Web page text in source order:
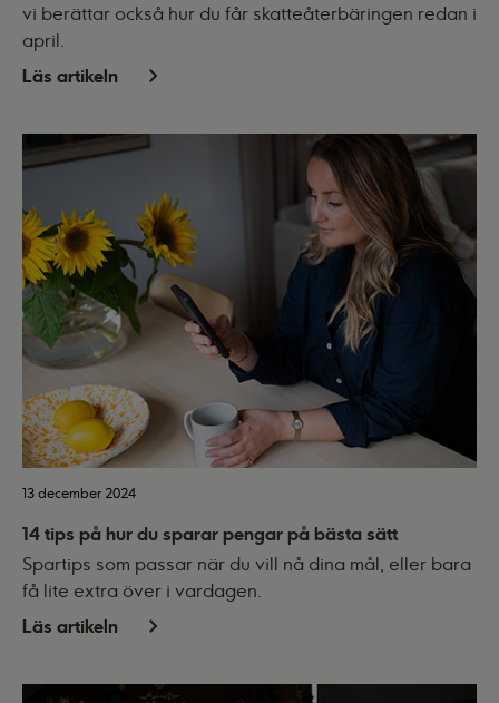
vi berättar också hur du får skatteåterbäringen redan i
april.
Läs artikeln
13 december 2024
14 tips på hur du sparar pengar på bästa sätt
Spartips som passar när du vill nå dina mål, eller bara
få lite extra över i vardagen.
Läs artikeln